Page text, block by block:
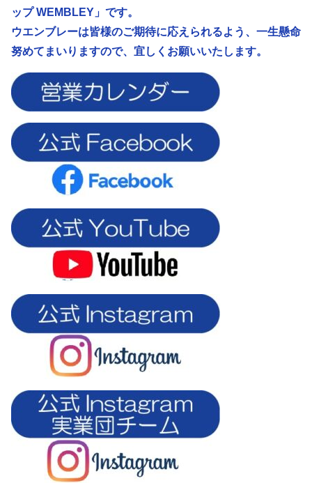
ップ WEMBLEY」です。
ウエンブレーは皆様のご期待に応えられるよう、 一生懸命
努めてまいりますので、宜しくお願いいたします。